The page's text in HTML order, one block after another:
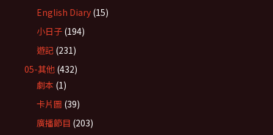
English Diary (15)
小日子 (194)
遊記 (231)
05-其他 (432)
劇本 (1)
卡片圖 (39)
廣播節目 (203)